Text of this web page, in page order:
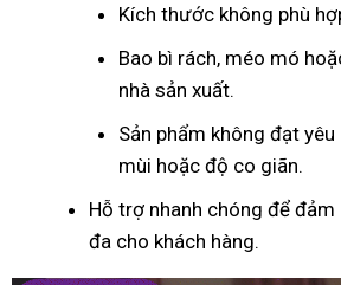
Kích thước không phù
Bao bì rách, méo mó
nhà sản xuất.
Sản phẩm không đạt
mùi hoặc độ co giãn.
Hỗ trợ nhanh chóng để
đa cho khách hàng.